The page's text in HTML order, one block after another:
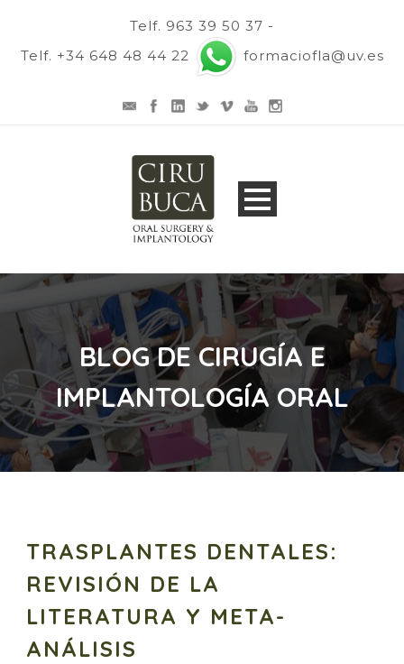
Telf. 963 39 50 37 -
Telf. +34 648 48 44 22
formaciofla@uv.es
BLOG DE CIRUGÍA E
IMPLANTOLOGÍA ORAL
TRASPLANTES DENTALES:
REVISIÓN DE LA
LITERATURA Y META-
ANÁLISIS